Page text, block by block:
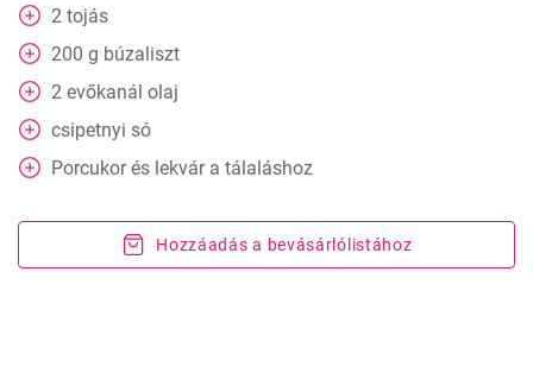
2 tojás
200 g búzaliszt
2 evőkanál olaj
csipetnyi só
Porcukor és lekvár a tálaláshoz
Hozzáadás a bevásárlólistához